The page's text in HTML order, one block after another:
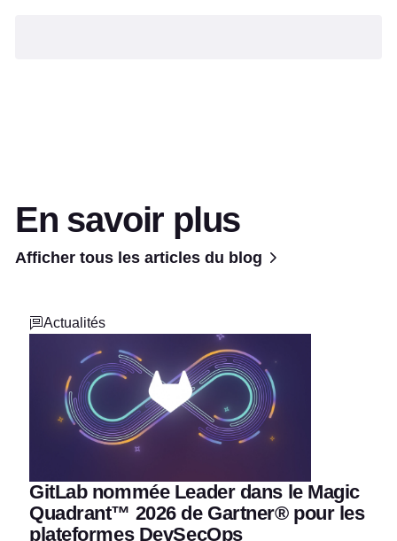
En savoir plus
Afficher tous les articles du blog
Actualités
GitLab nommée Leader dans le Magic
Quadrant™ 2026 de Gartner® pour les
plateformes DevSecOps